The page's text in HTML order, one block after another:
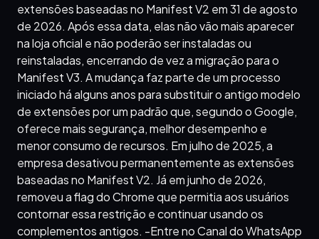
extensões baseadas no Manifest V2 em 31 de agosto
de 2026. Após essa data, elas não vão mais aparecer
na loja oficial e não poderão ser instaladas ou
reinstaladas, encerrando de vez a migração para o
Manifest V3. A mudança faz parte de um processo
iniciado há alguns anos para substituir o antigo modelo
de extensões por um padrão que, segundo o Google,
oferece mais segurança, melhor desempenho e
menor consumo de recursos. Em julho de 2025, a
empresa desativou permanentemente as extensões
baseadas no Manifest V2. Já em junho de 2026,
removeu a flag do Chrome que permitia aos usuários
contornar essa restrição e continuar usando os
complementos antigos. -Entre no Canal do WhatsApp